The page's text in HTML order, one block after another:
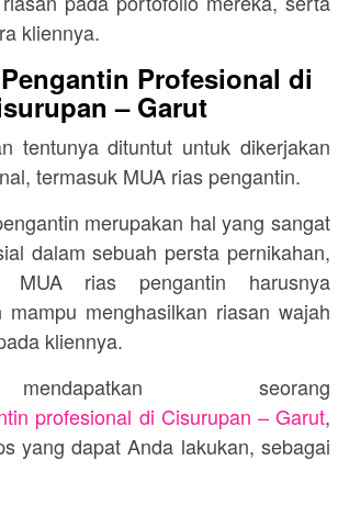
kliennya.
Profesional di
– Garut
tentunya dituntut untuk dikerjakan
termasuk MUA rias pengantin.
merupakan hal yang sangat
dalam sebuah persta pernikahan,
MUA rias pengantin harusnya
mampu menghasilkan riasan wajah
kliennya.
seorang
profesional di Cisurupan – Garut,
yang dapat Anda lakukan, sebagai